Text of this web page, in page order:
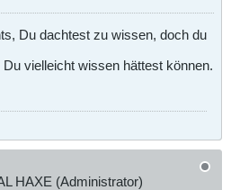
Du dachtest zu wissen, doch du
vielleicht wissen hättest können.
HAXE (Administrator)